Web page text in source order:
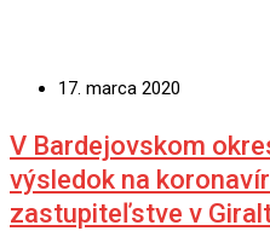
17. marca 2020
V Bardejovskom
výsledok na
zastupiteľstve v